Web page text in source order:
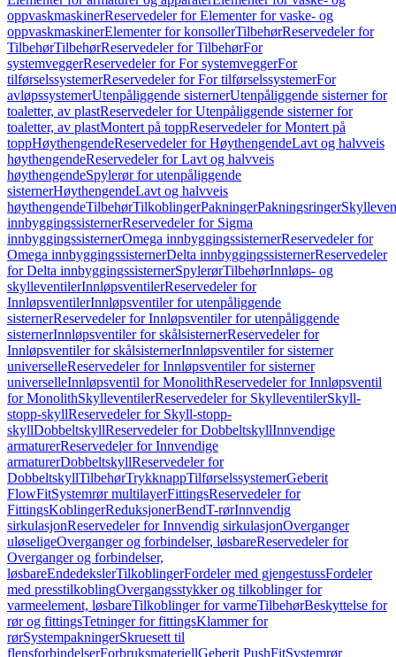
oppvaskmaskinerReservedeler for Elementer for vaske- og
oppvaskmaskinerElementer for konsollerTilbehørReservedeler for
TilbehørTilbehørReservedeler for TilbehørFor
systemveggerReservedeler for For systemveggerFor
tilførselssystemerReservedeler for For tilførselssystemerFor
avløpssystemerUtenpåliggende sisternerUtenpåliggende sisterner for
toaletter, av plastReservedeler for Utenpåliggende sisterner for
toaletter, av plastMontert på toppReservedeler for Montert på
toppHøythengendeReservedeler for HøythengendeLavt og halvveis
høythengendeReservedeler for Lavt og halvveis
høythengendeSpylerør for utenpåliggende
sisternerHøythengendeLavt og halvveis
høythengendeTilbehørTilkoblingerPakningerPakningsringer
innbyggingssisternerReservedeler for Sigma
innbyggingssisternerOmega innbyggingssisternerReservedeler for
Omega innbyggingssisternerDelta innbyggingssisternerReservedeler
for Delta innbyggingssisternerSpylerørTilbehørInnløps- og
skylleventilerInnløpsventilerReservedeler for
InnløpsventilerInnløpsventiler for utenpåliggende
sisternerReservedeler for Innløpsventiler for utenpåliggende
sisternerInnløpsventiler for skålsisternerReservedeler for
Innløpsventiler for skålsisternerInnløpsventiler for sisterner
universelleReservedeler for Innløpsventiler for sisterner
universelleInnløpsventil for MonolithReservedeler for Innløpsventil
for MonolithSkylleventilerReservedeler for SkylleventilerSkyll-
stopp-skyllReservedeler for Skyll-stopp-
skyllDobbeltskyllReservedeler for DobbeltskyllInnvendige
armaturerReservedeler for Innvendige
armaturerDobbeltskyllReservedeler for
DobbeltskyllTilbehørTrykknappTilførselssystemerGeberit
FlowFitSystemrør multilayerFittingsReservedeler for
FittingsKoblingerReduksjonerBendT-rørInnvendig
sirkulasjonReservedeler for Innvendig sirkulasjonOverganger
uløseligeOverganger og forbindelser, løsbareReservedeler for
Overganger og forbindelser,
løsbareEndedekslerTilkoblingerFordeler med gjengestussFordeler
med presstilkoblingOvergangsstykker og tilkoblinger for
varmeelement, løsbareTilkoblinger for varmeTilbehørBeskyttelse for
rør og fittingsTetninger for fittingsKlammer for
rørSystempakningerSkruesett til
flensforbindelserForbruksmateriellGeberit PushFitSystemrør